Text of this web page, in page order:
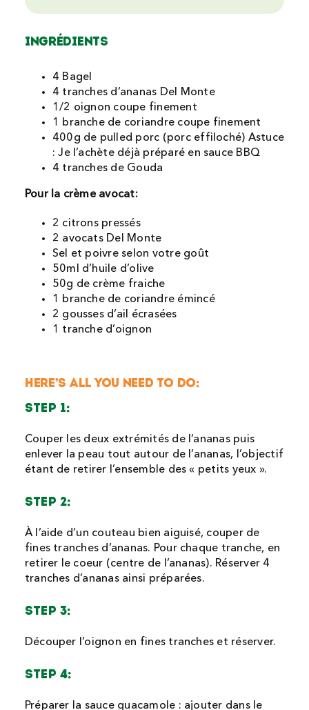
Ingrédients
4 Bagel
4 tranches d’ananas Del Monte
1/2 oignon coupe finement
1 branche de coriandre coupe finement
400g de pulled porc (porc effiloché) Astuce
: Je l’achète déjà préparé en sauce BBQ
4 tranches de Gouda
Pour la crème avocat:
2 citrons pressés
2 avocats Del Monte
Sel et poivre selon votre goût
50ml d’huile d’olive
50g de crème fraiche
1 branche de coriandre émincé
2 gousses d’ail écrasées
1 tranche d’oignon
HERE’S ALL YOU NEED TO DO:
STEP 1:
Couper les deux extrémités de l’ananas puis
enlever la peau tout autour de l’ananas, l’objectif
étant de retirer l’ensemble des « petits yeux ».
STEP 2:
À l’aide d’un couteau bien aiguisé, couper de
fines tranches d’ananas. Pour chaque tranche, en
retirer le coeur (centre de l’ananas). Réserver 4
tranches d’ananas ainsi préparées.
STEP 3:
Découper l’oignon en fines tranches et réserver.
STEP 4:
Préparer la sauce guacamole : ajouter dans le